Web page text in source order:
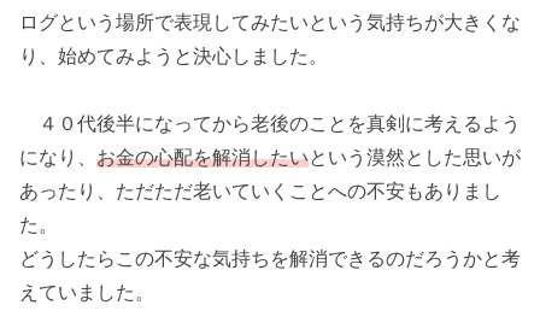
ログという場所で表現してみたいという気持ちが大きくな
り、始めてみようと決心しました。
４０代後半になってから老後のことを真剣に考えるよう
になり、 お金の心配を解消したいという漠然とした思いが
あったり、ただただ老いていくことへの不安もありまし
た。
どうしたらこの不安な気持ちを解消できるのだろうかと考
えていました。